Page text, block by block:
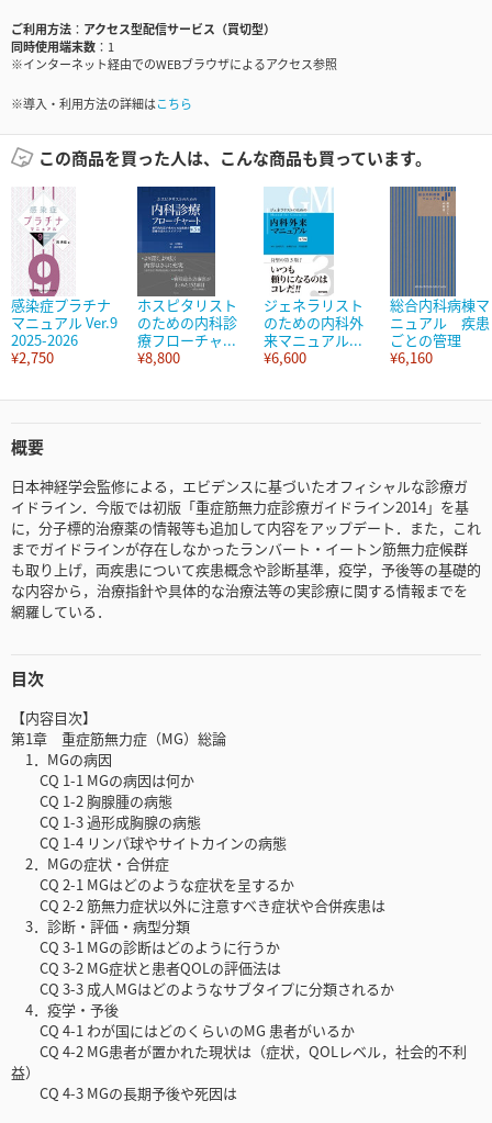
ご利用方法
アクセス型配信サービス（買切型）
同時使用端末数
1
※インターネット経由でのWEBブラウザによるアクセス参照
※導入・利用方法の詳細はこちら
この商品を買った人は、こんな商品も買っています。
感染症プラチナ
マニュアル Ver.9
2025-2026
¥2,750
ホスピタリスト
のための内科診
療フローチャ...
¥8,800
ジェネラリスト
のための内科外
来マニュアル...
¥6,600
総合内科病棟マ
ニュアル 疾患
ごとの管理
¥6,160
概要
日本神経学会監修による，エビデンスに基づいたオフィシャルな診療ガ
イドライン．今版では初版「重症筋無力症診療ガイドライン2014」を基
に，分子標的治療薬の情報等も追加して内容をアップデート．また，これ
までガイドラインが存在しなかったランバート・イートン筋無力症候群
も取り上げ，両疾患について疾患概念や診断基準，疫学，予後等の基礎的
な内容から，治療指針や具体的な治療法等の実診療に関する情報までを
網羅している．
目次
【内容目次】
第1章 重症筋無力症（MG）総論
1．MGの病因
CQ 1-1 MGの病因は何か
CQ 1-2 胸腺腫の病態
CQ 1-3 過形成胸腺の病態
CQ 1-4 リンパ球やサイトカインの病態
2．MGの症状・合併症
CQ 2-1 MGはどのような症状を呈するか
CQ 2-2 筋無力症状以外に注意すべき症状や合併疾患は
3．診断・評価・病型分類
CQ 3-1 MGの診断はどのように行うか
CQ 3-2 MG症状と患者QOLの評価法は
CQ 3-3 成人MGはどのようなサブタイプに分類されるか
4．疫学・予後
CQ 4-1 わが国にはどのくらいのMG 患者がいるか
CQ 4-2 MG患者が置かれた現状は（症状，QOLレベル，社会的不利
益）
CQ 4-3 MGの長期予後や死因は